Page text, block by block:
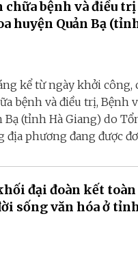
bệnh và điều
huyện Quản Bạ
kể từ ngày khởi công,
bệnh và điều trị, Bệnh
Bạ (tỉnh Hà Giang) do
phương đang được
đại đoàn kết toàn
sống văn hóa ở